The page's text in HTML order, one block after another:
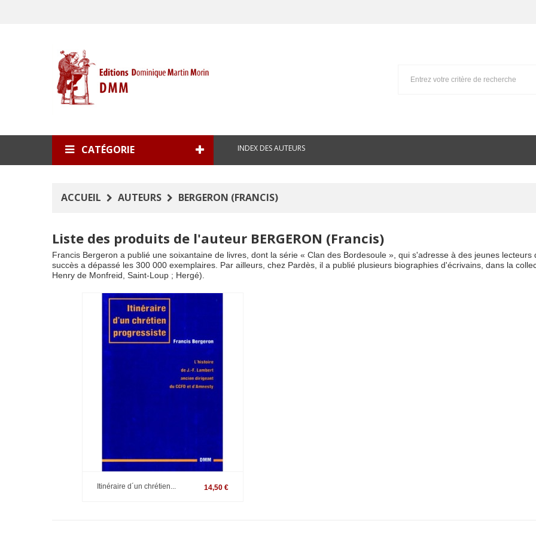
CATÉGORIE INDEX DES AUTEURS
ACCUEIL AUTEURS BERGERON (FRANCIS)
Liste des produits de l'auteur BERGERON (Francis)
Francis Bergeron a publié une soixantaine de livres, dont la série « Clan des Bordesoule », qui s'adresse à des jeunes
succès a dépassé les 300 000 exemplaires. Par ailleurs, chez Pardès, il a publié plusieurs biographies d'écrivains, dans la
Henry de Monfreid, Saint-Loup ; Hergé).
Itinéraire d´un chrétien... 14,50 €